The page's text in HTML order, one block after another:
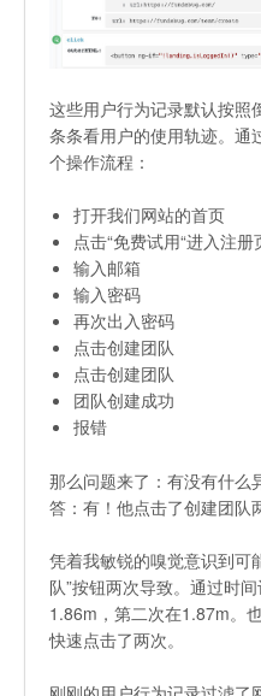
这些用户行为记录默认按照
条条看用户的使用轨迹。通
个操作流程：
打开我们网站的首页
点击“免费试用“进入注册
输入邮箱
输入密码
再次出入密码
点击创建团队
点击创建团队
团队创建成功
报错
那么问题来了：有没有什么
答：有！他点击了创建团队
凭着我敏锐的嗅觉意识到可
队”按钮两次导致。通过时
1.86m，第二次在1.87m。
快速点击了两次。